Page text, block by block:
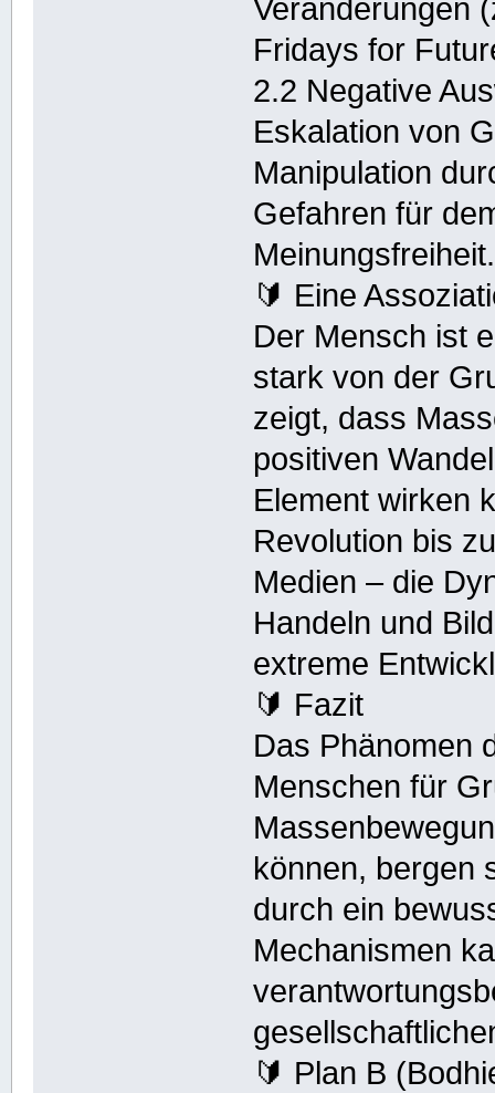
Veränderungen
Fridays for
2.2 Negative
Eskalation von
Manipulation
Gefahren für
Meinungsfreiheit.
🔰 Eine
Der Mensch ist
stark von der
zeigt, dass
positiven
Element wirken
Revolution bis
Medien – die
Handeln und
extreme
🔰 Fazit
Das Phänomen
Menschen für
können, bergen
durch ein
Mechanismen
🔰 Plan B